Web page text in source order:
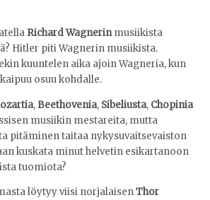
RichardWagnerinmusiikista
Hitler piti Wagnerin musiikista.
kuuntelen aika ajoin Wagneria, kun
osuu kohdalle.
, Beethovenia, Sibeliusta, Chopinia
musiikin mestareita, mutta
pitäminen taitaa nykysuvaitsevaiston
kuskata minut helvetin esikartanoon
tuomiota?
löytyy viisi norjalaisenThor